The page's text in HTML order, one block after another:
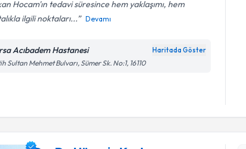
Hocam'ın tedavi süresince hem yaklaşımı, hem
ilgili noktaları...
Devamı
Acıbadem Hastanesi Haritada Göster
Sultan Mehmet Bulvarı, Sümer Sk. No:1, 16110